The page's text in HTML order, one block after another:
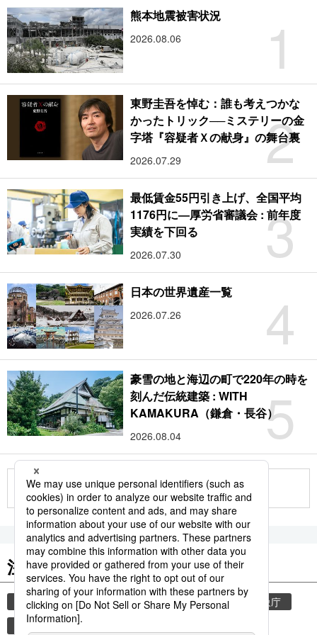
1
熊本地震被害状況
2026.08.06
2
東野圭吾を悼む：誰も考えつかな
かったトリック──ミステリーの金
字塔『容疑者Ｘの献身』の舞台裏
2026.07.29
3
最低賃金55円引き上げ、全国平均
1176円に―厚労省審議会 : 前年度
実績を下回る
2026.07.30
4
日本の世界遺産一覧
2026.07.26
5
豪雪の地と海辺の町で220年の時を
刻んだ伝統建築 : WITH
KAMAKURA（鎌倉・長谷）
2026.08.04
もっと見る
注目のキーワード
共同通信ニュース 和食 気象・災害
気象庁
津波
災害